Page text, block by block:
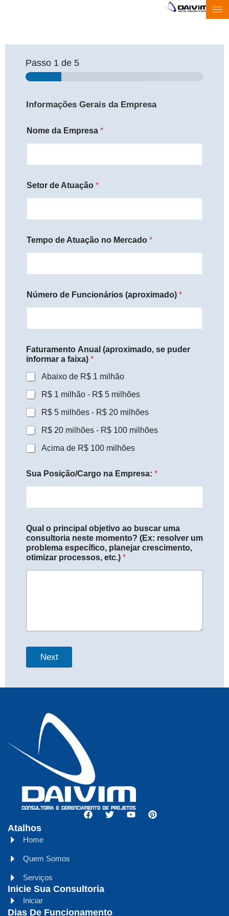
Passo 1 de 5
Informações Gerais da Empresa
Nome da Empresa *
Setor de Atuação *
Tempo de Atuação no Mercado *
Número de Funcionários (aproximado) *
Faturamento Anual (aproximado, se puder
informar a faixa) *
Abaixo de R$ 1 milhão
R$ 1 milhão - R$ 5 milhões
R$ 5 milhões - R$ 20 milhões
R$ 20 milhões - R$ 100 milhões
Acima de R$ 100 milhões
Sua Posição/Cargo na Empresa: *
Qual o principal objetivo ao buscar uma
consultoria neste momento? (Ex: resolver um
problema específico, planejar crescimento,
otimizar processos, etc.) *
Next
Atalhos
Home
Quem Somos
Serviços
Inicie Sua Consultoria
Iniciar
Dias De Funcionamento